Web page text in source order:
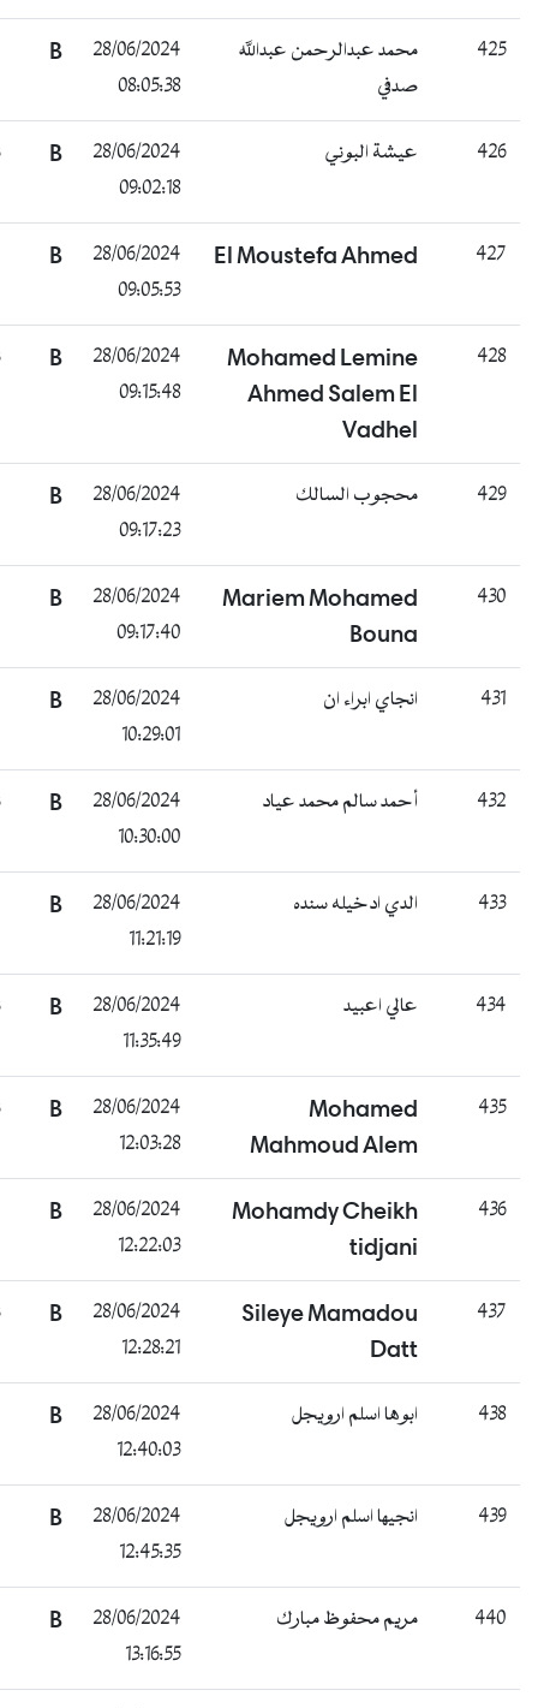
محمد عبدالرحمن عبدالله
28/06/2024
08:05:38
B غائب
عيشة البوني
28/06/2024
09:02:18
B ناجح
El Moustefa Ahmed
28/06/2024
09:05:53
B غائب
Mohamed Lemine
Ahmed Salem El
Vadhel
28/06/2024
09:15:48
B ناجح
محجوب السالك
28/06/2024
09:17:23
B غائب
Mariem Mohamed
Bouna
28/06/2024
09:17:40
B غائب
انجاي ابراء ان
28/06/2024
10:29:01
B غائب
أحمد سالم محمد عياد
28/06/2024
10:30:00
B ناجح
الدي ادخيله سنده
28/06/2024
B غائب
عالي اعبيد
28/06/2024
11:35:49
B ناجح
Mohamed
Mahmoud Alem
28/06/2024
12:03:28
B ناجح
Mohamdy Cheikh
tidjani
28/06/2024
12:22:03
B غائب
Sileye Mamadou
28/06/2024
12:28:21
B ناجح
ابوها اسلم ارويجل
28/06/2024
12:40:03
B غائب
انجيها اسلم ارويجل
28/06/2024
12:45:35
B غائب
مريم محفوظ مبارك
28/06/2024
B راسب